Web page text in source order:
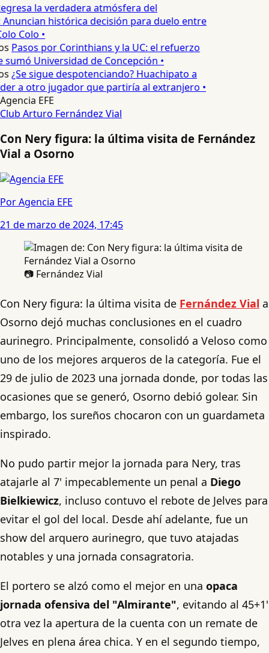
la verdadera atmósfera del
histórica decisión para duelo entre
Colo •
Pasos por Corinthians y la UC: el refuerzo
Universidad de Concepción •
¿Se sigue despotenciando? Huachipato a
a otro jugador que partiría al extranjero •
Agencia EFE
Club Arturo Fernández Vial
Con Nery figura: la última visita de Fernández
Vial a Osorno
Por Agencia EFE
21 de marzo de 2024, 17:45
📷 Fernández Vial
Con Nery figura: la última visita de Fernández Vial a
Osorno dejó muchas conclusiones en el cuadro
aurinegro. Principalmente, consolidó a Veloso como
uno de los mejores arqueros de la categoría. Fue el
29 de julio de 2023 una jornada donde, por todas las
ocasiones que se generó, Osorno debió golear. Sin
embargo, los sureños chocaron con un guardameta
inspirado.
No pudo partir mejor la jornada para Nery, tras
atajarle al 7' impecablemente un penal a Diego
Bielkiewicz, incluso contuvo el rebote de Jelves para
evitar el gol del local. Desde ahí adelante, fue un
show del arquero aurinegro, que tuvo atajadas
notables y una jornada consagratoria.
El portero se alzó como el mejor en una opaca
jornada ofensiva del "Almirante", evitando al 45+1'
otra vez la apertura de la cuenta con un remate de
Jelves en plena área chica. Y en el segundo tiempo,